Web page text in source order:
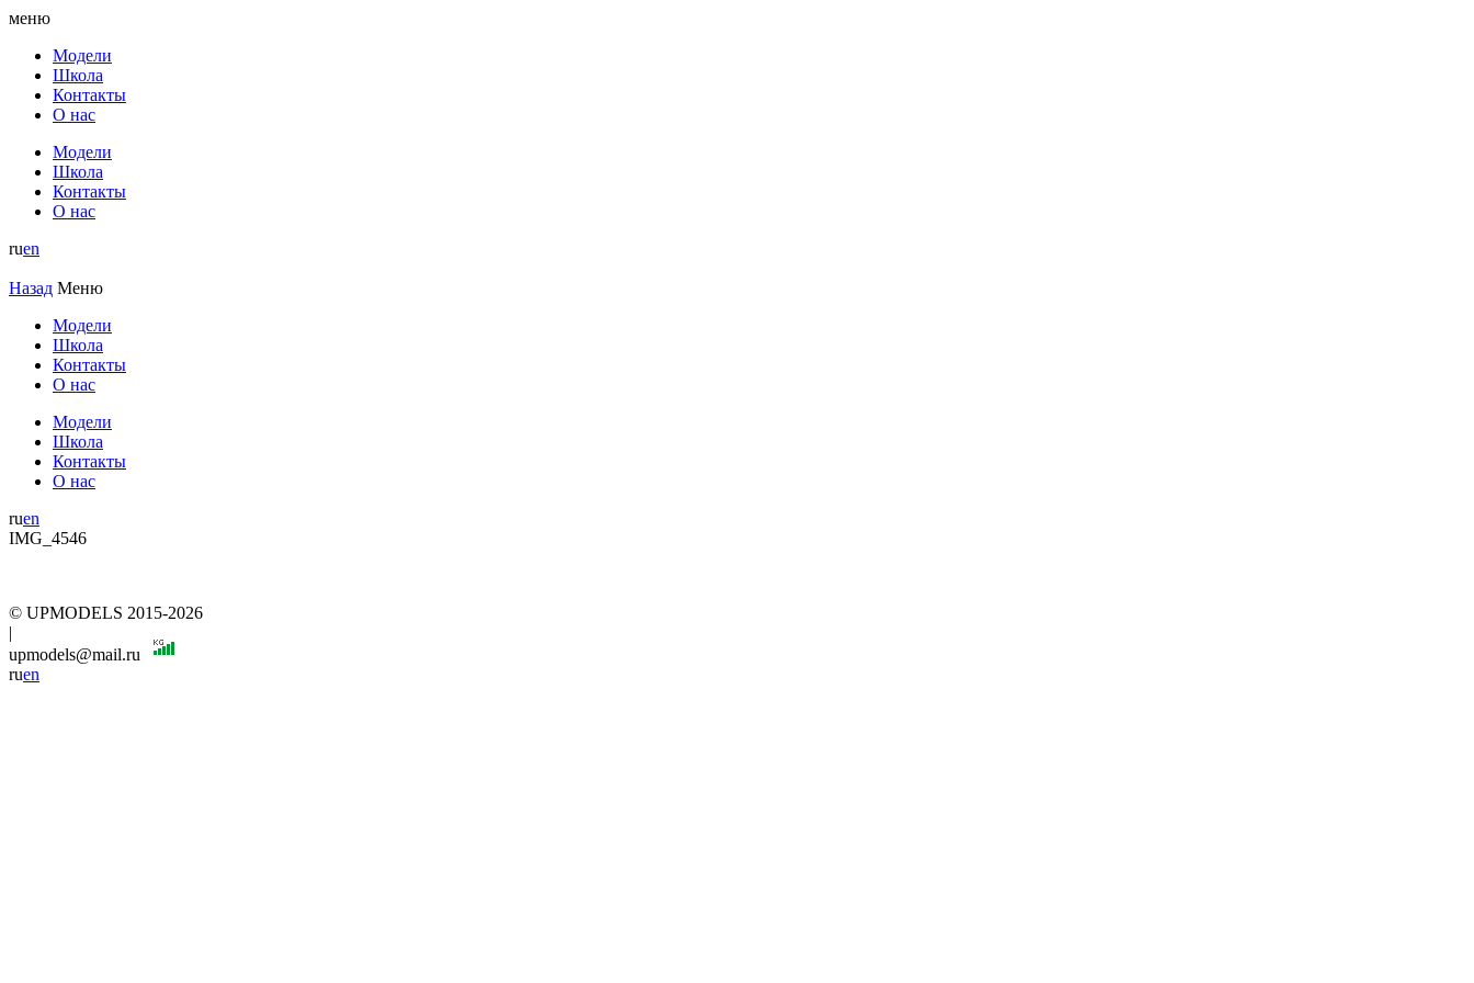
меню
Модели
Школа
Контакты
О нас
Модели
Школа
Контакты
О нас
ruen
Назад Меню
Модели
Школа
Контакты
О нас
Модели
Школа
Контакты
О нас
ruen
IMG_4546
© UPMODELS 2015-2026
|
upmodels@mail.ru
ruen